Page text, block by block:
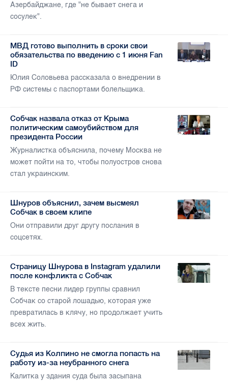
Азербайджане, где "не бывает снега и
сосулек".
МВД готово выполнить в сроки свои
обязательства по введению с 1 июня Fan
ID
Юлия Соловьева рассказала о внедрении в
РФ системы с паспортами болельщика.
Собчак назвала отказ от Крыма
политическим самоубийством для
президента России
Журналистка объяснила, почему Москва не
может пойти на то, чтобы полуостров снова
стал украинским.
Шнуров объяснил, зачем высмеял
Собчак в своем клипе
Они отправили друг другу послания в
соцсетях.
Страницу Шнурова в Instagram удалили
после конфликта с Собчак
В тексте песни лидер группы сравнил
Собчак со старой лошадью, которая уже
превратилась в клячу, но продолжает учить
всех жить.
Судья из Колпино не смогла попасть на
работу из-за неубранного снега
Калитка у здания суда была засыпана